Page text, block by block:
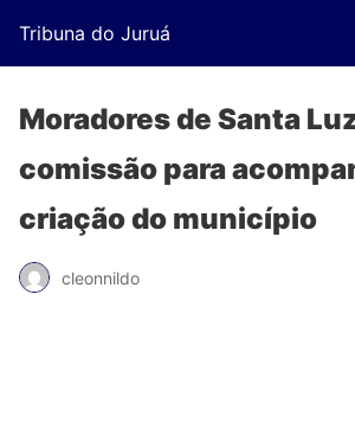
Tribuna do Juruá
Moradores de Santa
comissão para
criação do município
cleonnildo